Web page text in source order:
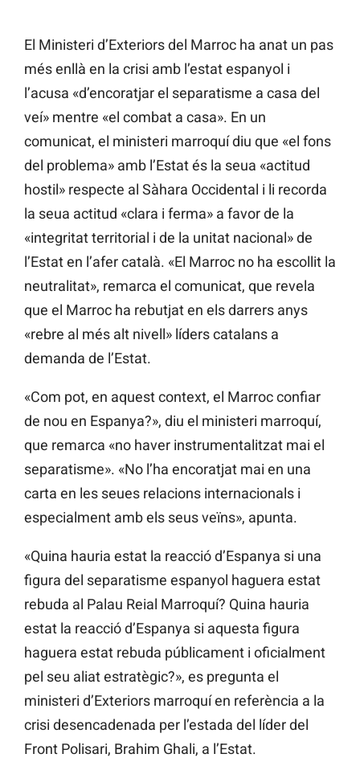
El Ministeri d’Exteriors del Marroc ha anat un pas
més enllà en la crisi amb l’estat espanyol i
l’acusa «d’encoratjar el separatisme a casa del
veí» mentre «el combat a casa». En un
comunicat, el ministeri marroquí diu que «el fons
del problema» amb l’Estat és la seua «actitud
hostil» respecte al Sàhara Occidental i li recorda
la seua actitud «clara i ferma» a favor de la
«integritat territorial i de la unitat nacional» de
l’Estat en l’afer català. «El Marroc no ha escollit la
neutralitat», remarca el comunicat, que revela
que el Marroc ha rebutjat en els darrers anys
«rebre al més alt nivell» líders catalans a
demanda de l’Estat.
«Com pot, en aquest context, el Marroc confiar
de nou en Espanya?», diu el ministeri marroquí,
que remarca «no haver instrumentalitzat mai el
separatisme». «No l’ha encoratjat mai en una
carta en les seues relacions internacionals i
especialment amb els seus veïns», apunta.
«Quina hauria estat la reacció d’Espanya si una
figura del separatisme espanyol haguera estat
rebuda al Palau Reial Marroquí? Quina hauria
estat la reacció d’Espanya si aquesta figura
haguera estat rebuda públicament i oficialment
pel seu aliat estratègic?», es pregunta el
ministeri d’Exteriors marroquí en referència a la
crisi desencadenada per l’estada del líder del
Front Polisari, Brahim Ghali, a l’Estat.